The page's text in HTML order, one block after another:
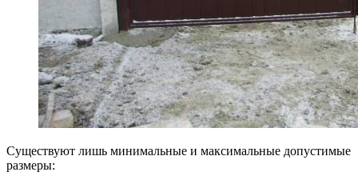
Существуют лишь минимальные и максимальные допустимые
размеры: